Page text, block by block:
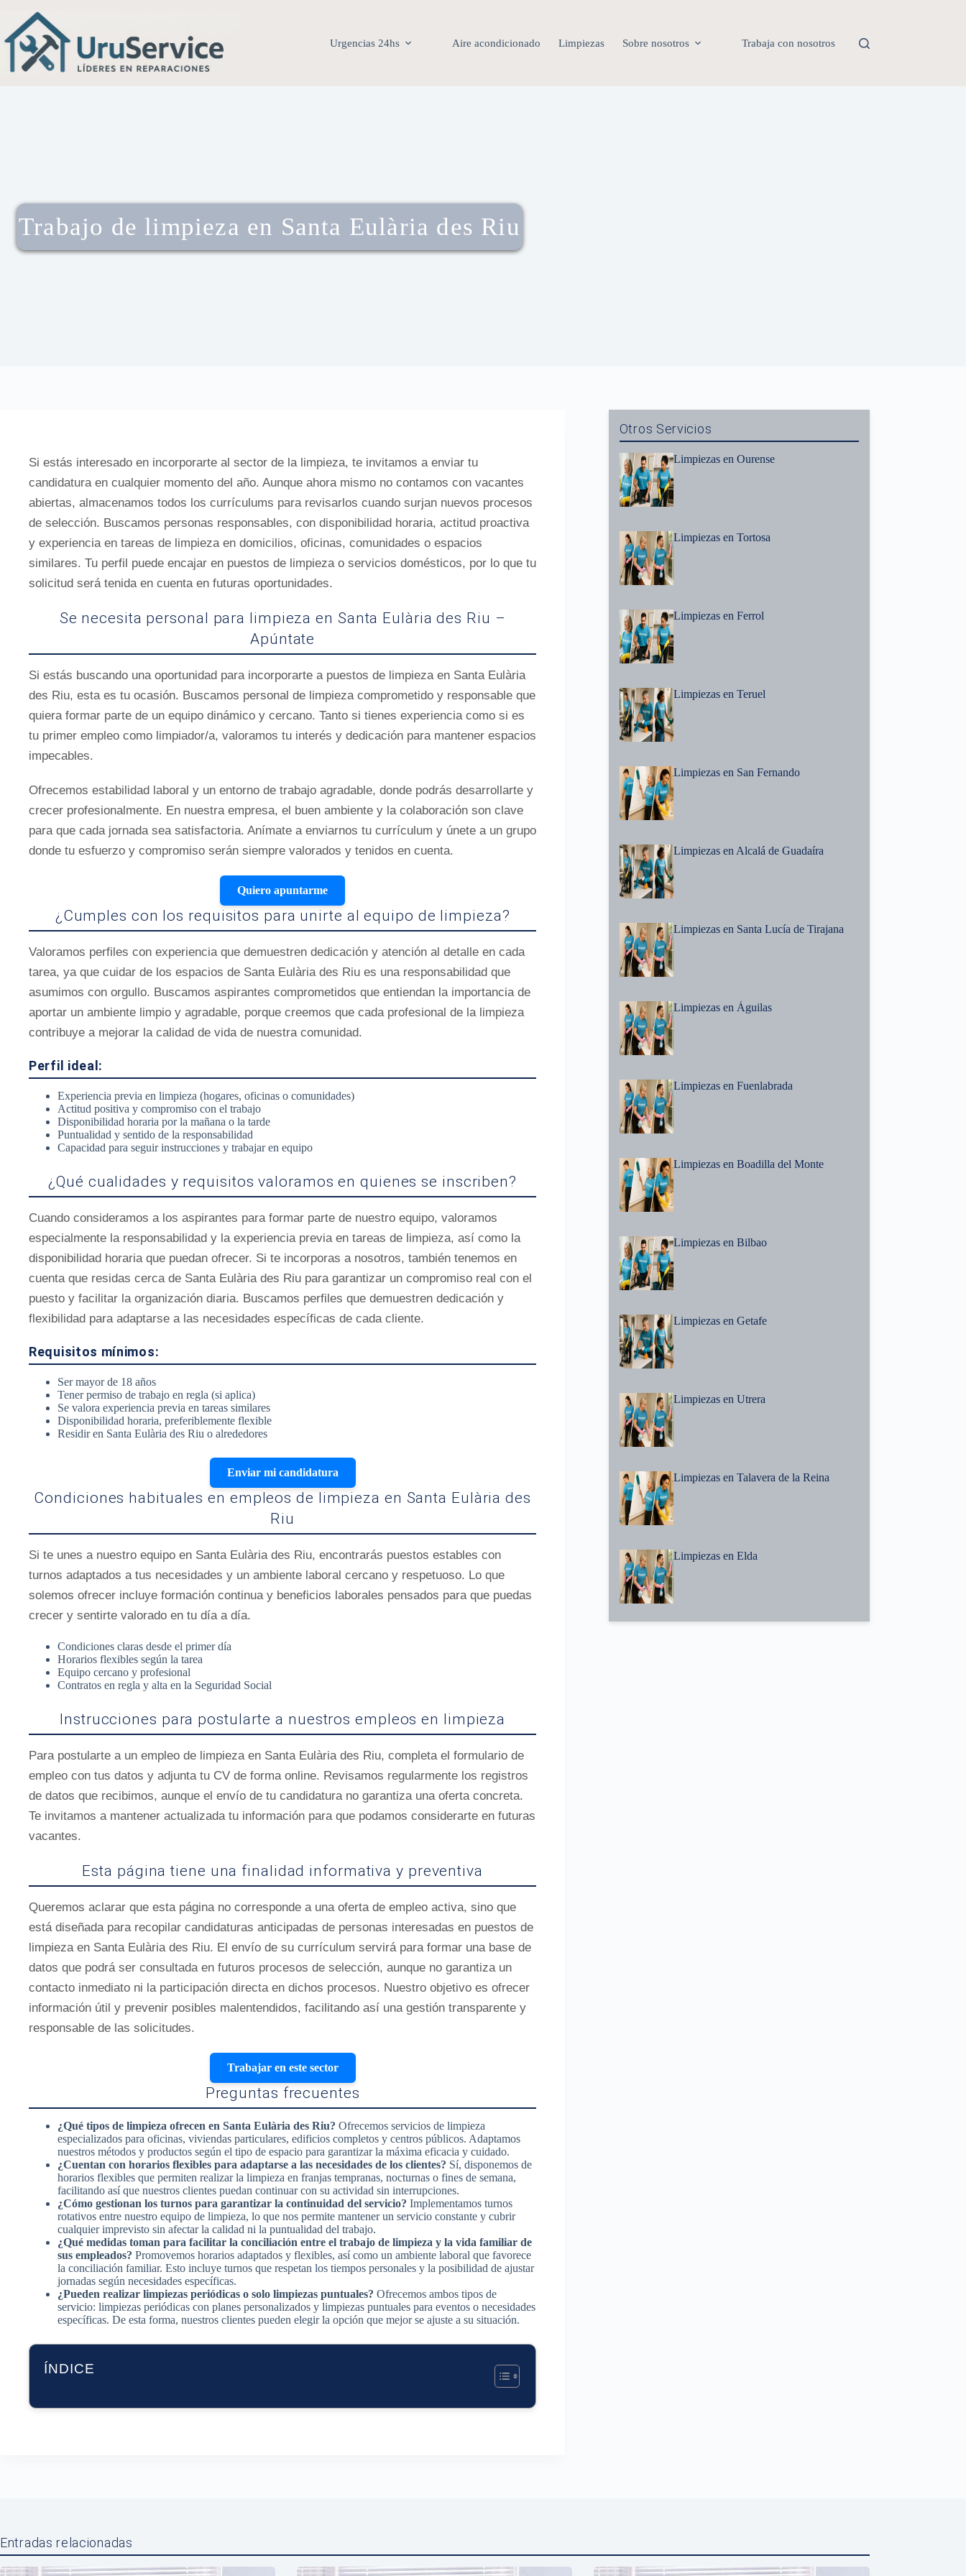
Urgencias 24hs Aire acondicionado Limpiezas Sobre nosotros Trabaja con nosotros
Trabajo de limpieza en Santa Eulària des Riu
Si estás interesado en incorporarte al sector de la limpieza, te invitamos a enviar tu
candidatura en cualquier momento del año. Aunque ahora mismo no contamos con vacantes
abiertas, almacenamos todos los currículums para revisarlos cuando surjan nuevos procesos
de selección. Buscamos personas responsables, con disponibilidad horaria, actitud proactiva
y experiencia en tareas de limpieza en domicilios, oficinas, comunidades o espacios
similares. Tu perfil puede encajar en puestos de limpieza o servicios domésticos, por lo que tu
solicitud será tenida en cuenta en futuras oportunidades.
Se necesita personal para limpieza en Santa Eulària des Riu –
Apúntate
Si estás buscando una oportunidad para incorporarte a puestos de limpieza en Santa Eulària
des Riu, esta es tu ocasión. Buscamos personal de limpieza comprometido y responsable que
quiera formar parte de un equipo dinámico y cercano. Tanto si tienes experiencia como si es
tu primer empleo como limpiador/a, valoramos tu interés y dedicación para mantener espacios
impecables.
Ofrecemos estabilidad laboral y un entorno de trabajo agradable, donde podrás desarrollarte y
crecer profesionalmente. En nuestra empresa, el buen ambiente y la colaboración son clave
para que cada jornada sea satisfactoria. Anímate a enviarnos tu currículum y únete a un grupo
donde tu esfuerzo y compromiso serán siempre valorados y tenidos en cuenta.
Quiero apuntarme
¿Cumples con los requisitos para unirte al equipo de limpieza?
Valoramos perfiles con experiencia que demuestren dedicación y atención al detalle en cada
tarea, ya que cuidar de los espacios de Santa Eulària des Riu es una responsabilidad que
asumimos con orgullo. Buscamos aspirantes comprometidos que entiendan la importancia de
aportar un ambiente limpio y agradable, porque creemos que cada profesional de la limpieza
contribuye a mejorar la calidad de vida de nuestra comunidad.
Perfil ideal:
Experiencia previa en limpieza (hogares, oficinas o comunidades)
Actitud positiva y compromiso con el trabajo
Disponibilidad horaria por la mañana o la tarde
Puntualidad y sentido de la responsabilidad
Capacidad para seguir instrucciones y trabajar en equipo
¿Qué cualidades y requisitos valoramos en quienes se inscriben?
Cuando consideramos a los aspirantes para formar parte de nuestro equipo, valoramos
especialmente la responsabilidad y la experiencia previa en tareas de limpieza, así como la
disponibilidad horaria que puedan ofrecer. Si te incorporas a nosotros, también tenemos en
cuenta que residas cerca de Santa Eulària des Riu para garantizar un compromiso real con el
puesto y facilitar la organización diaria. Buscamos perfiles que demuestren dedicación y
flexibilidad para adaptarse a las necesidades específicas de cada cliente.
Requisitos mínimos:
Ser mayor de 18 años
Tener permiso de trabajo en regla (si aplica)
Se valora experiencia previa en tareas similares
Disponibilidad horaria, preferiblemente flexible
Residir en Santa Eulària des Riu o alrededores
Enviar mi candidatura
Condiciones habituales en empleos de limpieza en Santa Eulària des
Riu
Si te unes a nuestro equipo en Santa Eulària des Riu, encontrarás puestos estables con
turnos adaptados a tus necesidades y un ambiente laboral cercano y respetuoso. Lo que
solemos ofrecer incluye formación continua y beneficios laborales pensados para que puedas
crecer y sentirte valorado en tu día a día.
Condiciones claras desde el primer día
Horarios flexibles según la tarea
Equipo cercano y profesional
Contratos en regla y alta en la Seguridad Social
Instrucciones para postularte a nuestros empleos en limpieza
Para postularte a un empleo de limpieza en Santa Eulària des Riu, completa el formulario de
empleo con tus datos y adjunta tu CV de forma online. Revisamos regularmente los registros
de datos que recibimos, aunque el envío de tu candidatura no garantiza una oferta concreta.
Te invitamos a mantener actualizada tu información para que podamos considerarte en futuras
vacantes.
Esta página tiene una finalidad informativa y preventiva
Queremos aclarar que esta página no corresponde a una oferta de empleo activa, sino que
está diseñada para recopilar candidaturas anticipadas de personas interesadas en puestos de
limpieza en Santa Eulària des Riu. El envío de su currículum servirá para formar una base de
datos que podrá ser consultada en futuros procesos de selección, aunque no garantiza un
contacto inmediato ni la participación directa en dichos procesos. Nuestro objetivo es ofrecer
información útil y prevenir posibles malentendidos, facilitando así una gestión transparente y
responsable de las solicitudes.
Trabajar en este sector
Preguntas frecuentes
¿Qué tipos de limpieza ofrecen en Santa Eulària des Riu? Ofrecemos servicios de limpieza
especializados para oficinas, viviendas particulares, edificios completos y centros públicos. Adaptamos
nuestros métodos y productos según el tipo de espacio para garantizar la máxima eficacia y cuidado.
¿Cuentan con horarios flexibles para adaptarse a las necesidades de los clientes? Sí, disponemos de
horarios flexibles que permiten realizar la limpieza en franjas tempranas, nocturnas o fines de semana,
facilitando así que nuestros clientes puedan continuar con su actividad sin interrupciones.
¿Cómo gestionan los turnos para garantizar la continuidad del servicio? Implementamos turnos
rotativos entre nuestro equipo de limpieza, lo que nos permite mantener un servicio constante y cubrir
cualquier imprevisto sin afectar la calidad ni la puntualidad del trabajo.
¿Qué medidas toman para facilitar la conciliación entre el trabajo de limpieza y la vida familiar de
sus empleados? Promovemos horarios adaptados y flexibles, así como un ambiente laboral que favorece
la conciliación familiar. Esto incluye turnos que respetan los tiempos personales y la posibilidad de ajustar
jornadas según necesidades específicas.
¿Pueden realizar limpiezas periódicas o solo limpiezas puntuales? Ofrecemos ambos tipos de
servicio: limpiezas periódicas con planes personalizados y limpiezas puntuales para eventos o necesidades
específicas. De esta forma, nuestros clientes pueden elegir la opción que mejor se ajuste a su situación.
ÍNDICE
Otros Servicios
Limpiezas en Ourense
Limpiezas en Tortosa
Limpiezas en Ferrol
Limpiezas en Teruel
Limpiezas en San Fernando
Limpiezas en Alcalá de Guadaíra
Limpiezas en Santa Lucía de Tirajana
Limpiezas en Águilas
Limpiezas en Fuenlabrada
Limpiezas en Boadilla del Monte
Limpiezas en Bilbao
Limpiezas en Getafe
Limpiezas en Utrera
Limpiezas en Talavera de la Reina
Limpiezas en Elda
Entradas relacionadas